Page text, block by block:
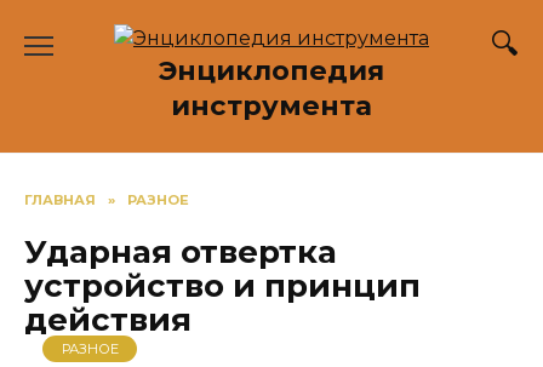
Энциклопедия
инструмента
ГЛАВНАЯ » РАЗНОЕ
Ударная отвертка
устройство и принцип
действия
РАЗНОЕ